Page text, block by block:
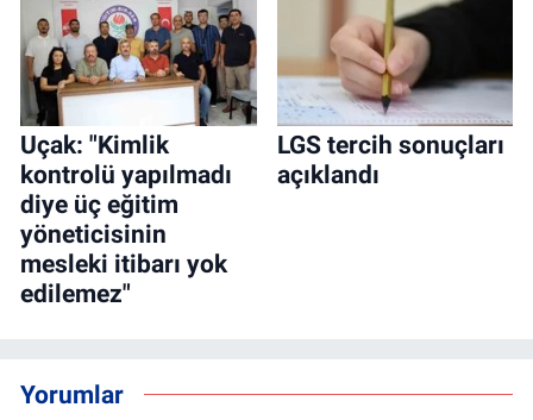
Uçak: "Kimlik
kontrolü yapılmadı
diye üç eğitim
yöneticisinin
mesleki itibarı yok
edilemez"
LGS tercih sonuçları
açıklandı
Yorumlar